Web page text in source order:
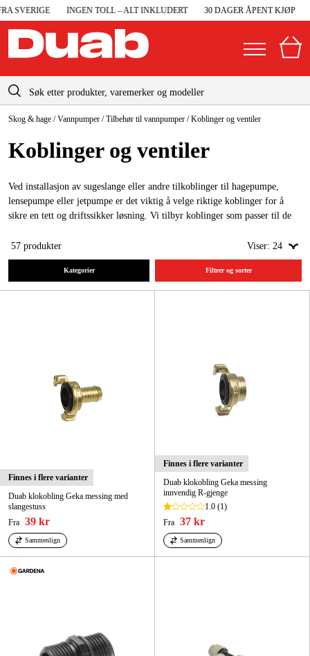
INGEN TOLL – ALT INKLUDERT 30 DAGER ÅPENT KJØP
Norge Privat
Sverige
Danmark
Suomi
Deutschland
Maskiner og verktøy
Garasje og verksted
Maskintilbehør og forbruksvarer
Arbeidsklær og beskyttelse
Elektro og bygg
Varemerker
Kontakt
Vanlige spørsmål
info@duab.no
Skog & hage /Vannpumper /Tilbehør til vannpumper /Koblinger og ventiler
Koblinger og ventiler
Ved installasjon av sugeslange eller andre tilkoblinger til hagepumpe,
lensepumpe eller jetpumpe er det viktig å velge riktige koblinger for å
sikre en tett og driftssikker løsning. Vi tilbyr koblinger som passer til de
57 produkter Viser: 24
Kategorier Filtrer og sorter
Finnes i flere varianter
Duab klokobling Geka messing med
slangestuss
Fra 39 kr
Sammenlign
Finnes i flere varianter
Duab klokobling Geka messing
innvendig R-gjenge
1.0 (1)
Fra 37 kr
Sammenlign